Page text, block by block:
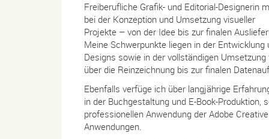
Freiberufliche Grafik- und Editorial-Designerin
bei der Konzeption und Umsetzung visueller
Projekte – von der Idee bis zur finalen
Meine Schwerpunkte liegen in der
Designs sowie in der vollständigen
über die Reinzeichnung bis zur finalen
Ebenfalls verfüge ich über langjährige
in der Buchgestaltung und E-Book-Produktion,
professionellen Anwendung der Adobe
Anwendungen.